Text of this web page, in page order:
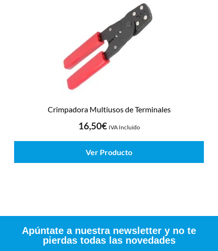
Crimpadora Multiusos de Terminales
16,50€ IVA Incluído
Ver Producto
Apúntate a nuestra newsletter y no te
pierdas todas las novedades